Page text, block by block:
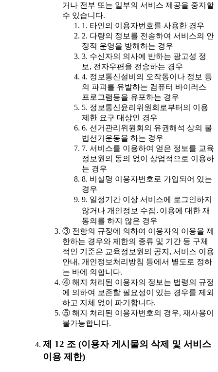
거나 전부 또는 일부의 서비스 제공을 중지할
수 있습니다.
1. 타인의 이용자번호를 사용한 경우
2. 다량의 정보를 전송하여 서비스의 안
정적 운영을 방해하는 경우
3. 수신자의 의사에 반하는 광고성 정
보, 전자우편을 전송하는 경우
4. 정보통신설비의 오작동이나 정보 등
의 파괴를 유발하는 컴퓨터 바이러스
프로그램등을 유포하는 경우
5. 정보통신윤리위원회로부터의 이용
제한 요구 대상인 경우
6. 선거관리위원회의 유권해석 상의 불
법선거운동을 하는 경우
7. 서비스를 이용하여 얻은 정보를 교육
정보원의 동의 없이 상업적으로 이용하
는 경우
8. 비실명 이용자번호로 가입되어 있는
경우
9. 일정기간 이상 서비스에 로그인하지
않거나 개인정보 수집․이용에 대한 재
동의를 하지 않은 경우
③ 전항의 규정에 의하여 이용자의 이용을 제
한하는 경우와 제한의 종류 및 기간 등 구체
적인 기준은 교육정보원의 공지, 서비스 이용
안내, 개인정보처리방침 등에서 별도로 정하
는 바에 의합니다.
④ 해지 처리된 이용자의 정보는 법령의 규정
에 의하여 보존할 필요성이 있는 경우를 제외
하고 지체 없이 파기합니다.
⑤ 해지 처리된 이용자번호의 경우, 재사용이
불가능합니다.
제 12 조 (이용자 게시물의 삭제 및 서비스
이용 제한)